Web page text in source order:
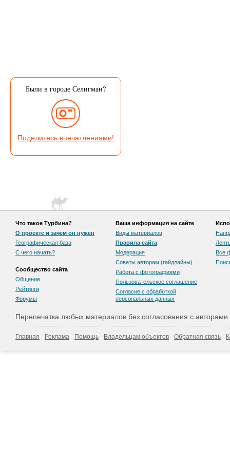
Были в городе Селигман?
Поделитесь впечатлениями!
Что такое Турбина?
О проекте и зачем он нужен
Географическая база
С чего начать?
Сообщество сайта
Общение
Рейтинги
Форумы
Ваша информация на сайте
Виды материалов
Правила сайта
Модерация
Советы авторам (гайдлайны)
Работа с фотографиями
Пользовательскоe соглашение
Согласие с обработкой
персональных данных
Все
Перепечатка любых материалов без согласования с
Главная Реклама Помощь Владельцам объектов Обратная связь